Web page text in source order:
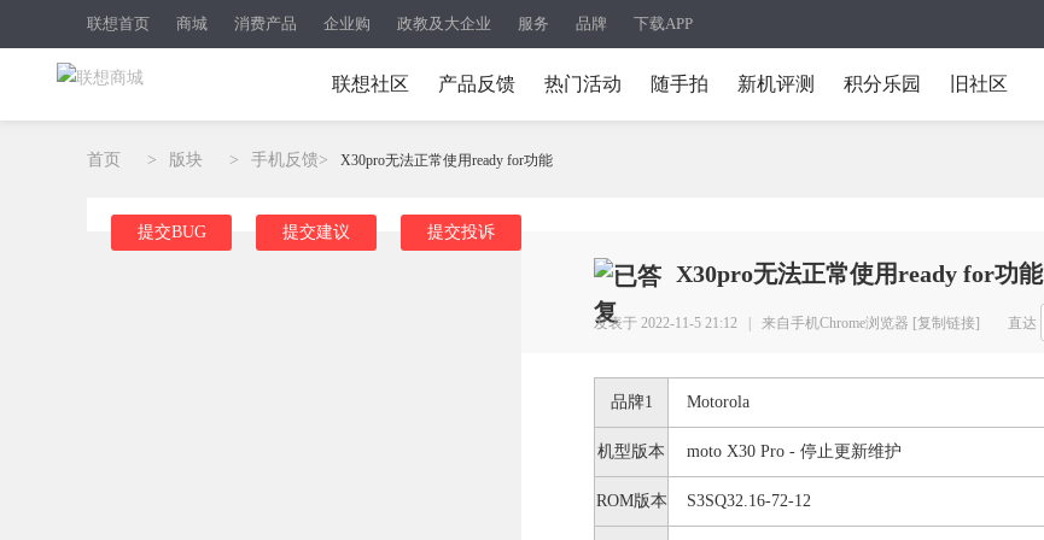
联想首页 商城 消费产品 企业购 政教及大企业 服务 品牌 下载APP
联想社区 产品反馈 热门活动 随手拍 新机评测 积分乐园 旧社区
首页 > 版块 > 手机反馈> X30pro无法正常使用ready for功能
提交BUG 提交建议 提交投诉
X30pro无法正常使用ready for功能
发表于 2022-11-5 21:12 | 来自手机Chrome浏览器 [复制链接] 直达
品牌1 Motorola
机型版本 moto X30 Pro - 停止更新维护
ROM版本 S3SQ32.16-72-12